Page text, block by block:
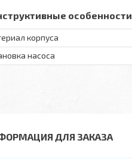
особенности
корпуса
насоса
ДЛЯ ЗАКАЗА